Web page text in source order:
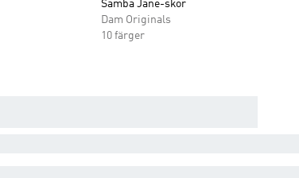
Samba Jane-skor
Dam Originals
10 färger